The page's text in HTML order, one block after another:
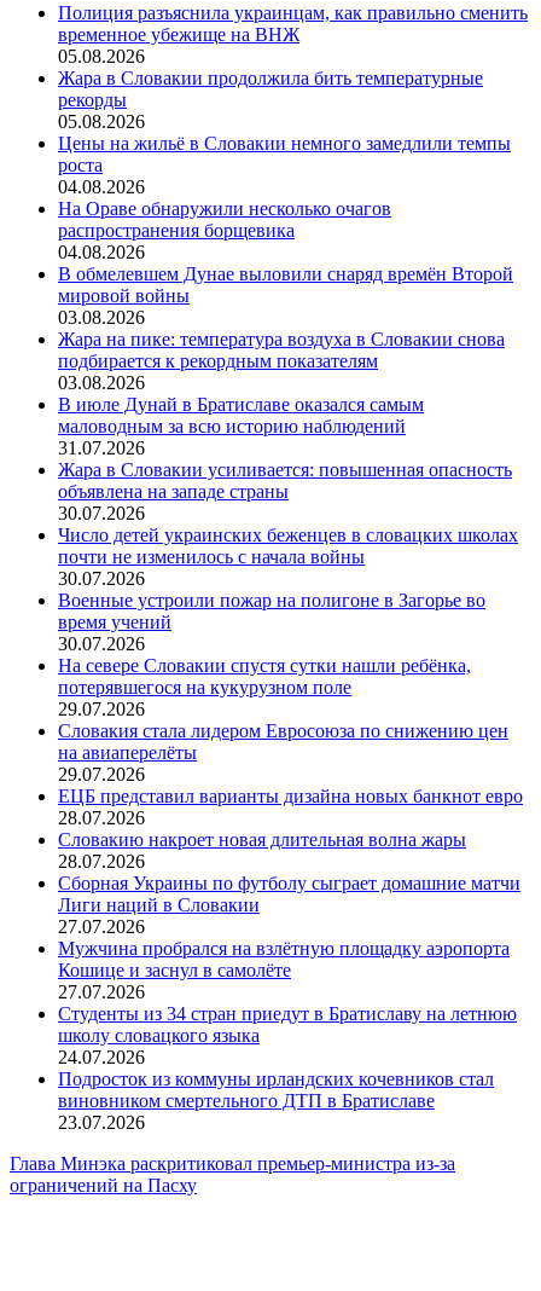
Полиция разъяснила украинцам, как правильно сменить
временное убежище на ВНЖ
05.08.2026
Жара в Словакии продолжила бить температурные
рекорды
05.08.2026
Цены на жильё в Словакии немного замедлили темпы
роста
04.08.2026
На Ораве обнаружили несколько очагов
распространения борщевика
04.08.2026
В обмелевшем Дунае выловили снаряд времён Второй
мировой войны
03.08.2026
Жара на пике: температура воздуха в Словакии снова
подбирается к рекордным показателям
03.08.2026
В июле Дунай в Братиславе оказался самым
маловодным за всю историю наблюдений
31.07.2026
Жара в Словакии усиливается: повышенная опасность
объявлена на западе страны
30.07.2026
Число детей украинских беженцев в словацких школах
почти не изменилось с начала войны
30.07.2026
Военные устроили пожар на полигоне в Загорье во
время учений
30.07.2026
На севере Словакии спустя сутки нашли ребёнка,
потерявшегося на кукурузном поле
29.07.2026
Словакия стала лидером Евросоюза по снижению цен
на авиаперелёты
29.07.2026
ЕЦБ представил варианты дизайна новых банкнот евро
28.07.2026
Словакию накроет новая длительная волна жары
28.07.2026
Сборная Украины по футболу сыграет домашние матчи
Лиги наций в Словакии
27.07.2026
Мужчина пробрался на взлётную площадку аэропорта
Кошице и заснул в самолёте
27.07.2026
Студенты из 34 стран приедут в Братиславу на летнюю
школу словацкого языка
24.07.2026
Подросток из коммуны ирландских кочевников стал
виновником смертельного ДТП в Братиславе
23.07.2026
Глава Минэка раскритиковал премьер-министра из-за
ограничений на Пасху